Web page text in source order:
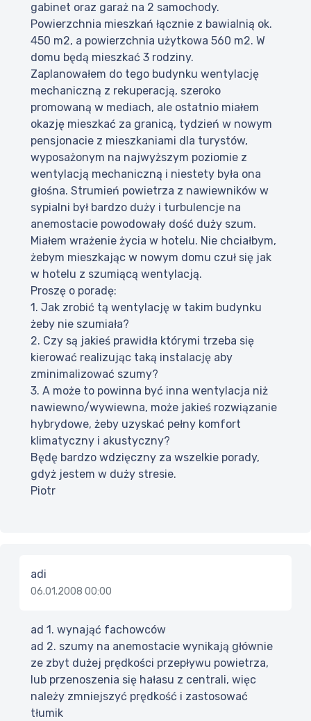
gabinet oraz garaż na 2 samochody.
Powierzchnia mieszkań łącznie z bawialnią ok.
450 m2, a powierzchnia użytkowa 560 m2. W
domu będą mieszkać 3 rodziny.
Zaplanowałem do tego budynku wentylację
mechaniczną z rekuperacją, szeroko
promowaną w mediach, ale ostatnio miałem
okazję mieszkać za granicą, tydzień w nowym
pensjonacie z mieszkaniami dla turystów,
wyposażonym na najwyższym poziomie z
wentylacją mechaniczną i niestety była ona
głośna. Strumień powietrza z nawiewników w
sypialni był bardzo duży i turbulencje na
anemostacie powodowały dość duży szum.
Miałem wrażenie życia w hotelu. Nie chciałbym,
żebym mieszkając w nowym domu czuł się jak
w hotelu z szumiącą wentylacją.
Proszę o poradę:
1. Jak zrobić tą wentylację w takim budynku
żeby nie szumiała?
2. Czy są jakieś prawidła którymi trzeba się
kierować realizując taką instalację aby
zminimalizować szumy?
3. A może to powinna być inna wentylacja niż
nawiewno/wywiewna, może jakieś rozwiązanie
hybrydowe, żeby uzyskać pełny komfort
klimatyczny i akustyczny?
Będę bardzo wdzięczny za wszelkie porady,
gdyż jestem w duży stresie.
Piotr
adi
06.01.2008 00:00
ad 1. wynająć fachowców
ad 2. szumy na anemostacie wynikają głównie
ze zbyt dużej prędkości przepływu powietrza,
lub przenoszenia się hałasu z centrali, więc
należy zmniejszyć prędkość i zastosować
tłumik